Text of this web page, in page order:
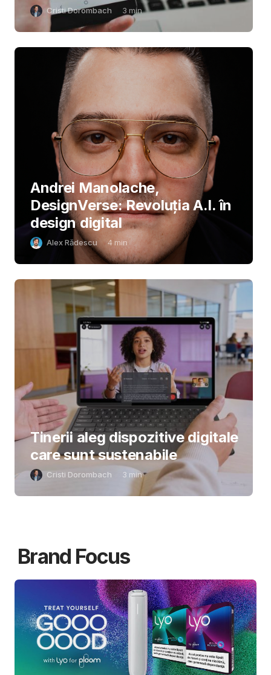
Cristi Dorombach 3 min
Andrei Manolache,
DesignVerse: Revoluția A.I. în
design digital
Alex Rădescu 4 min
Tinerii aleg dispozitive digitale
care sunt sustenabile
Cristi Dorombach 3 min
Brand Focus